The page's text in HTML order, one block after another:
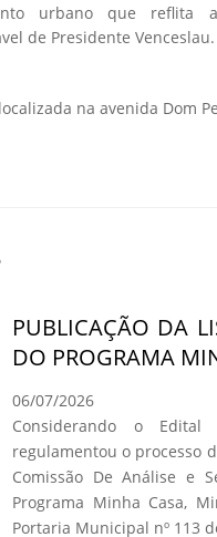
urbano que reflita
de Presidente Venceslau.
na avenida Dom
PUBLICAÇÃO DA
DO PROGRAMA
06/07/2026
Considerando o Edital
regulamentou o processo
Comissão De Análise e
Programa Minha Casa,
Portaria Municipal nº 113